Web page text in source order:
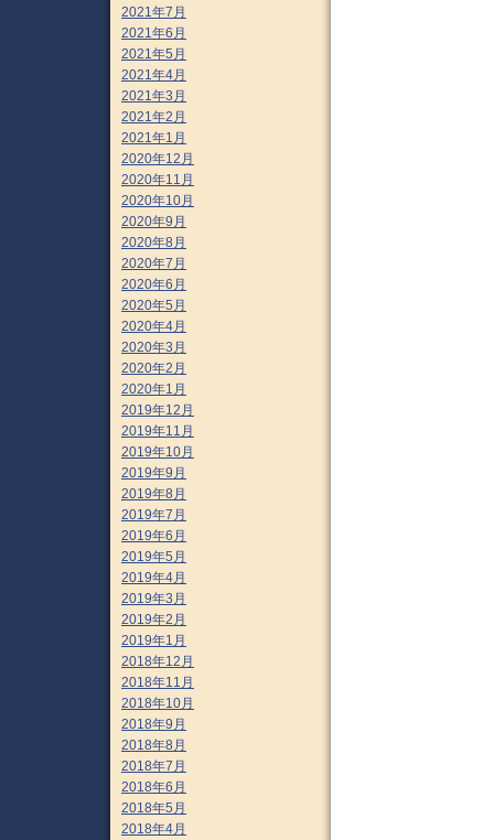
2021年7月
2021年6月
2021年5月
2021年4月
2021年3月
2021年2月
2021年1月
2020年12月
2020年11月
2020年10月
2020年9月
2020年8月
2020年7月
2020年6月
2020年5月
2020年4月
2020年3月
2020年2月
2020年1月
2019年12月
2019年11月
2019年10月
2019年9月
2019年8月
2019年7月
2019年6月
2019年5月
2019年4月
2019年3月
2019年2月
2019年1月
2018年12月
2018年11月
2018年10月
2018年9月
2018年8月
2018年7月
2018年6月
2018年5月
2018年4月